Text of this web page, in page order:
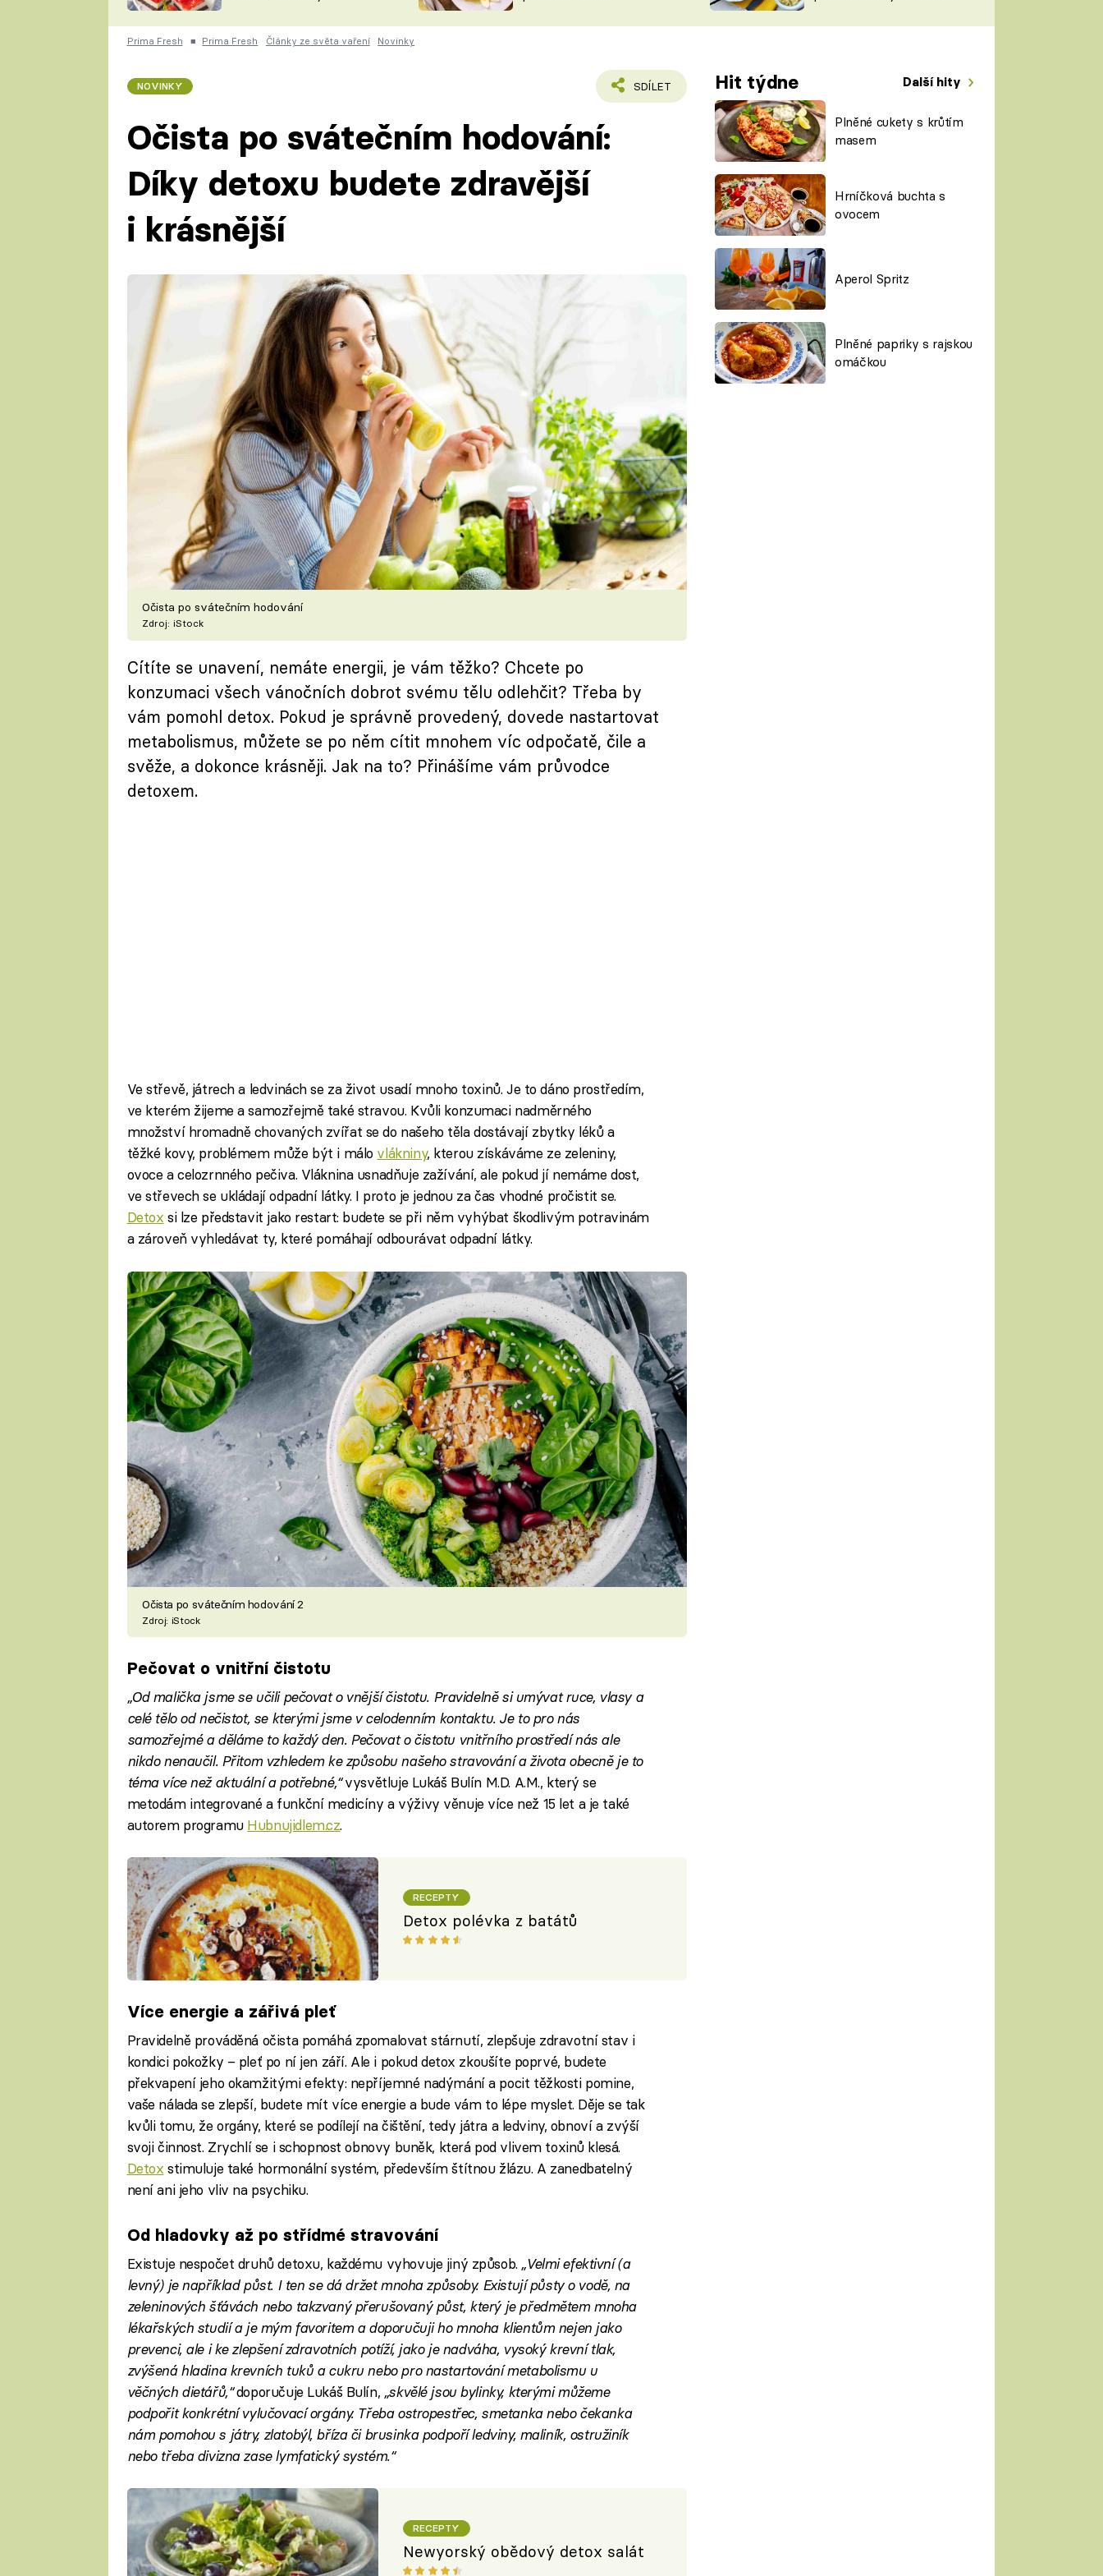
ČESKO NA TALÍŘI
VYCHYTÁVKY
ŠÉFREDAKTORKY
ČASOPIS
Prima Fresh ■ Prima Fresh Články ze světa vaření Novinky
NOVINKY SDÍLET Hit týdne Další hity
Plněné cukety s krůtím
masem
Hrníčková buchta s
ovocem
Aperol Spritz
Plněné papriky s rajskou
omáčkou
Očista po svátečním hodování:
Díky detoxu budete zdravější
i krásnější
Očista po svátečním hodování
Zdroj: iStock
Cítíte se unavení, nemáte energii, je vám těžko? Chcete po
konzumaci všech vánočních dobrot svému tělu odlehčit? Třeba by
vám pomohl detox. Pokud je správně provedený, dovede nastartovat
metabolismus, můžete se po něm cítit mnohem víc odpočatě, čile a
svěže, a dokonce krásněji. Jak na to? Přinášíme vám průvodce
detoxem.
Ve střevě, játrech a ledvinách se za život usadí mnoho toxinů. Je to dáno prostředím,
ve kterém žijeme a samozřejmě také stravou. Kvůli konzumaci nadměrného
množství hromadně chovaných zvířat se do našeho těla dostávají zbytky léků a
těžké kovy, problémem může být i málo vlákniny, kterou získáváme ze zeleniny,
ovoce a celozrnného pečiva. Vláknina usnadňuje zažívání, ale pokud jí nemáme dost,
ve střevech se ukládají odpadní látky. I proto je jednou za čas vhodné pročistit se.
Detox si lze představit jako restart: budete se při něm vyhýbat škodlivým potravinám
a zároveň vyhledávat ty, které pomáhají odbourávat odpadní látky.
Očista po svátečním hodování 2
Zdroj: iStock
Pečovat o vnitřní čistotu
„Od malička jsme se učili pečovat o vnější čistotu. Pravidelně si umývat ruce, vlasy a
celé tělo od nečistot, se kterými jsme v celodenním kontaktu. Je to pro nás
samozřejmé a děláme to každý den. Pečovat o čistotu vnitřního prostředí nás ale
nikdo nenaučil. Přitom vzhledem ke způsobu našeho stravování a života obecně je to
téma více než aktuální a potřebné,“vysvětluje Lukáš Bulín M.D. A.M., který se
metodám integrované a funkční medicíny a výživy věnuje více než 15 let a je také
autorem programu Hubnujidlem.cz.
RECEPTY
Detox polévka z batátů
Více energie a zářivá pleť
Pravidelně prováděná očista pomáhá zpomalovat stárnutí, zlepšuje zdravotní stav i
kondici pokožky – pleť po ní jen září. Ale i pokud detox zkoušíte poprvé, budete
překvapení jeho okamžitými efekty: nepříjemné nadýmání a pocit těžkosti pomine,
vaše nálada se zlepší, budete mít více energie a bude vám to lépe myslet. Děje se tak
kvůli tomu, že orgány, které se podílejí na čištění, tedy játra a ledviny, obnoví a zvýší
svoji činnost. Zrychlí se i schopnost obnovy buněk, která pod vlivem toxinů klesá.
Detox stimuluje také hormonální systém, především štítnou žlázu. A zanedbatelný
není ani jeho vliv na psychiku.
Od hladovky až po střídmé stravování
Existuje nespočet druhů detoxu, každému vyhovuje jiný způsob. „Velmi efektivní (a
levný) je například půst. I ten se dá držet mnoha způsoby. Existují půsty o vodě, na
zeleninových šťávách nebo takzvaný přerušovaný půst, který je předmětem mnoha
lékařských studií a je mým favoritem a doporučuji ho mnoha klientům nejen jako
prevenci, ale i ke zlepšení zdravotních potíží, jako je nadváha, vysoký krevní tlak,
zvýšená hladina krevních tuků a cukru nebo pro nastartování metabolismu u
věčných dietářů,“doporučuje Lukáš Bulín, „skvělé jsou bylinky, kterými můžeme
podpořit konkrétní vylučovací orgány. Třeba ostropestřec, smetanka nebo čekanka
nám pomohou s játry, zlatobýl, bříza či brusinka podpoří ledviny, maliník, ostružiník
nebo třeba divizna zase lymfatický systém.“
RECEPTY
Newyorský obědový detox salát